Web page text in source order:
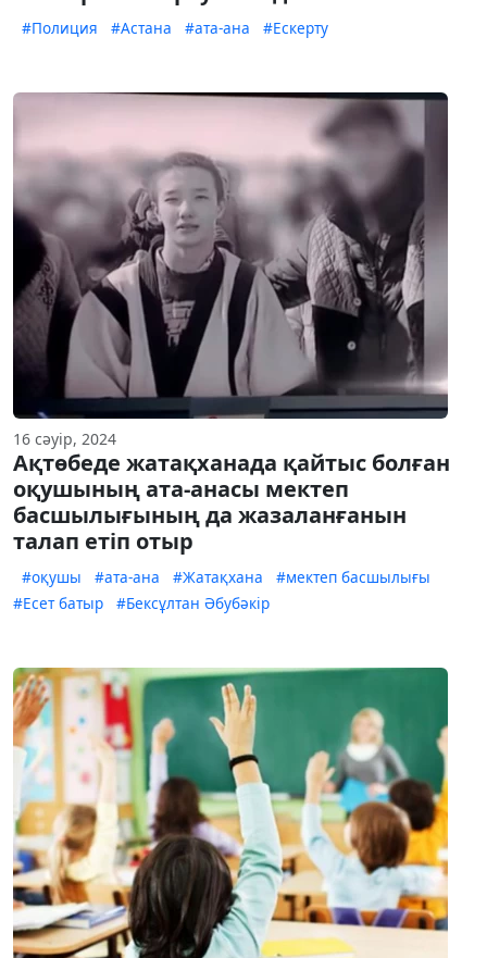
#Полиция #Астана #ата-ана #Ескерту
16 сәуір, 2024
Ақтөбеде жатақханада қайтыс болған
оқушының ата-анасы мектеп
басшылығының да жазаланғанын
талап етіп отыр
#оқушы #ата-ана #Жатақхана
#мектеп басшылығы
#Есет батыр
#Бексұлтан Әбубәкір